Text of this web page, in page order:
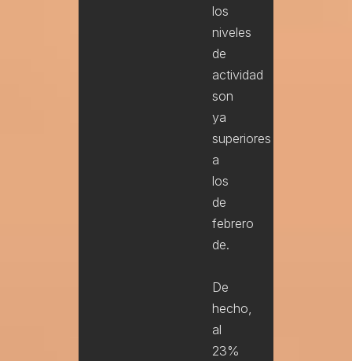
los
niveles
de
actividad
son
ya
superiores
a
los
de
febrero
de.
De
hecho,
al
23%